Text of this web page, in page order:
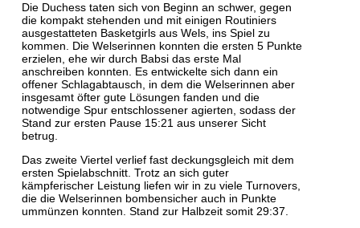
Die Duchess taten sich von Beginn an schwer, gegen
die kompakt stehenden und mit einigen Routiniers
ausgestatteten Basketgirls aus Wels, ins Spiel zu
kommen. Die Welserinnen konnten die ersten 5 Punkte
erzielen, ehe wir durch Babsi das erste Mal
anschreiben konnten. Es entwickelte sich dann ein
offener Schlagabtausch, in dem die Welserinnen aber
insgesamt öfter gute Lösungen fanden und die
notwendige Spur entschlossener agierten, sodass der
Stand zur ersten Pause 15:21 aus unserer Sicht
betrug.
Das zweite Viertel verlief fast deckungsgleich mit dem
ersten Spielabschnitt. Trotz an sich guter
kämpferischer Leistung liefen wir in zu viele Turnovers,
die die Welserinnen bombensicher auch in Punkte
ummünzen konnten. Stand zur Halbzeit somit 29:37.